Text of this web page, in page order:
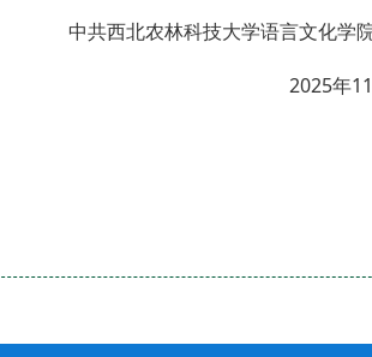
中共西北农林科技大学语言文化学
2025年